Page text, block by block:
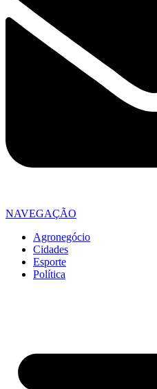
NAVEGAÇÃO
Agronegócio
Cidades
Esporte
Política